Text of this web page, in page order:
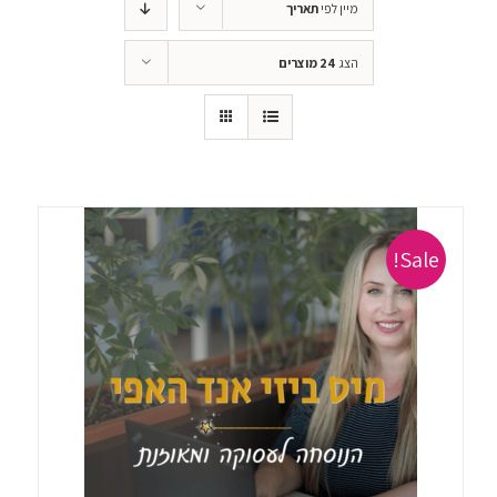
מיין לפיתאריך
הצג 24 מוצרים
Sale!